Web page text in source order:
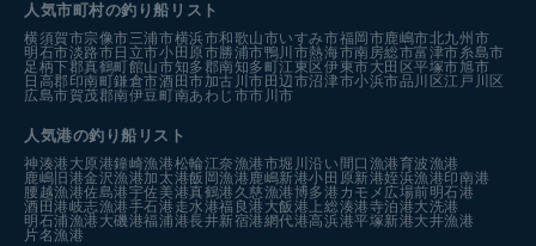
人気市町村の釣り船リスト
横須賀市宗像市三浦市横浜市和歌山市いすみ市福岡市鹿嶋市北九州市
明石市淡路市 日立市小田原市勝浦市鴨川市熱海市南房総市富津市糸島市
足柄下郡真鶴町館山市知多郡南知多町江東区伊東市大田区平塚市旭市
日高郡印南町鎌倉市酒田市加古川市 田辺市沼津市小浜市品川区江戸川区
広島市賀茂郡南伊豆町南あわじ市市川市
人気港の釣り船リスト
神湊港 大原港鐘崎漁港松輪江奈漁港市堀川沿い 間口漁港育波漁港
鹿嶋旧港金沢漁港加太港飯岡漁港鹿嶋新港小田原新港姪浜漁港印南港
腰越漁港佐島港宇佐美港真鶴港 久慈漁港博多港カモメ広場前明石港
酒田港岐志漁港手石港 走水港福良港 大飯港 上総湊港寺泊港大洗港
明石浦漁港 大磯港福浦港長井新宿港網代港高浜港平塚新港大井漁港
片名漁港